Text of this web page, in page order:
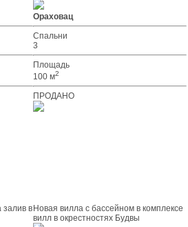
Ораховац
Спальни
3
Площадь
100 м2
ПРОДАНО
в Новая вилла с бассейном в комплексе
вилл в окрестностях Будвы